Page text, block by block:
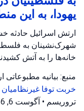
یهودا، به این
ارتش اسرائیل حادثه
شهرک‌نشینان به
خانه‌ها را به آتش
منبع: بیانیه مطبوعاتی
خربت توفا غیرنظامیان
تروریسم • آگوست 6, 2026 at 10:52 ق.ظ